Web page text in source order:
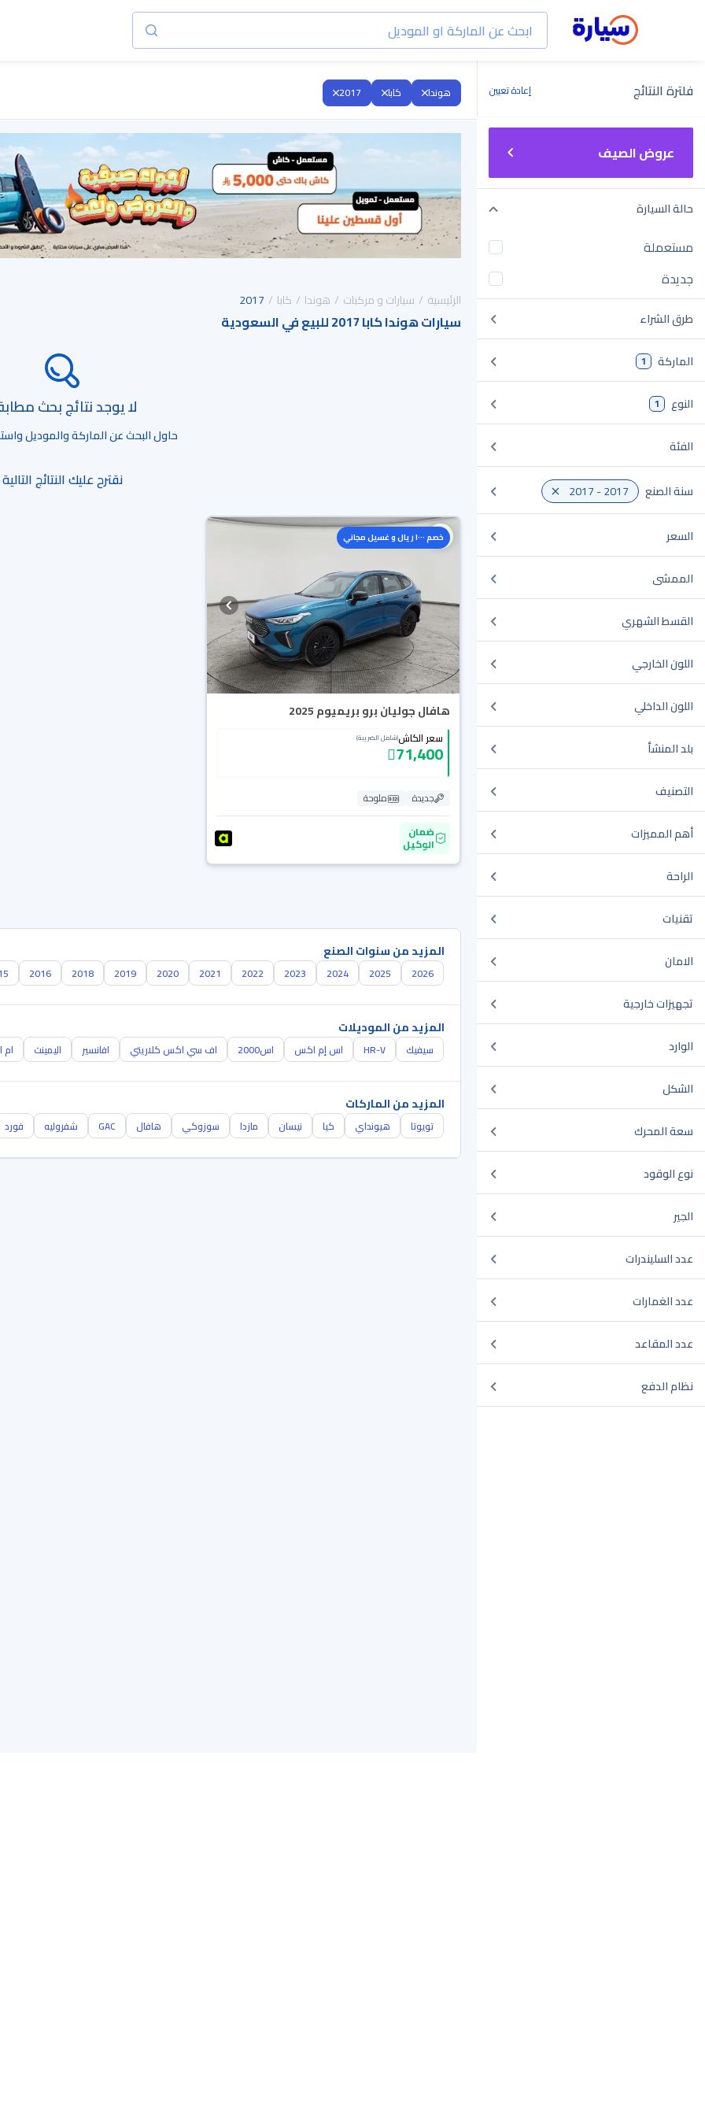
فلترة النتائج إعادة تعيين
عروض الصيف
حالة السيارة
مستعملة
جديدة
طرق الشراء
الماركة 1
النوع 1
الفئة
سنة الصنع 2017 - 2017
السعر
الممشى
القسط الشهري
اللون الخارجي
اللون الداخلي
بلد المنشأ
التصنيف
أهم المميزات
الراحة
تقنيات
الامان
تجهيزات خارجية
الوارد
الشكل
سعة المحرك
نوع الوقود
الجير
عدد السليندرات
عدد الغمارات
عدد المقاعد
نظام الدفع
هوندا كابا 2017
الرئيسية سيارات و مركبات هوندا كابا 2017
سيارات هوندا كابا 2017 للبيع في السعودية
لا يوجد نتائج بحث
حاول البحث عن الماركة والموديل
نقترح عليك النتائج التالية
خصم ١٠٠٠ ريال و غسيل مجاني
هافال جوليان برو بريميوم 2025
سعر الكاش(شامل الضريبة)
71,400
جديدة
ملوحة
ضمان
الوكيل
المزيد من سنوات الصنع
2026
2025
2024
2023
2022
2021
2020
2019
2018
2016
المزيد من الموديلات
سيفيك HR-V اس إم اكس اس2000 اف سي اكس كلاريتي افانسير اليمينت ام
المزيد من الماركات
تويوتا هيونداي كيا نيسان مازدا سوزوكي هافال GAC شفروليه فورد